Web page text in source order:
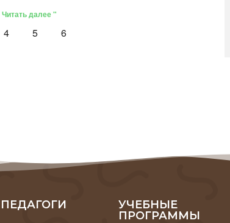
Читать далее "
4 5 6
ПЕДАГОГИ
УЧЕБНЫЕ
ПРОГРАММЫ